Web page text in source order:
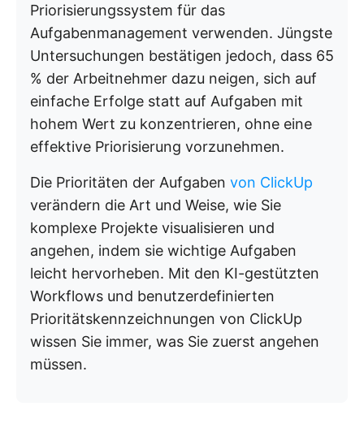
Priorisierungssystem für das
Aufgabenmanagement verwenden. Jüngste
Untersuchungen bestätigen jedoch, dass 65
% der Arbeitnehmer dazu neigen, sich auf
einfache Erfolge statt auf Aufgaben mit
hohem Wert zu konzentrieren, ohne eine
effektive Priorisierung vorzunehmen.
Die Prioritäten der Aufgaben von ClickUp
verändern die Art und Weise, wie Sie
komplexe Projekte visualisieren und
angehen, indem sie wichtige Aufgaben
leicht hervorheben. Mit den KI-gestützten
Workflows und benutzerdefinierten
Prioritätskennzeichnungen von ClickUp
wissen Sie immer, was Sie zuerst angehen
müssen.